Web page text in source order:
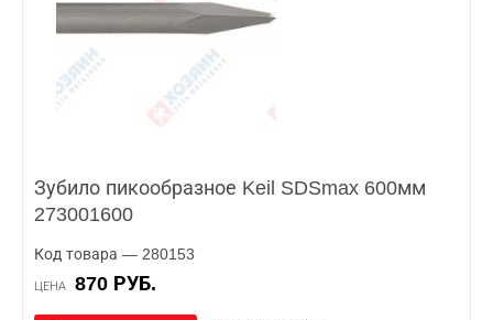
Зубило пикообразное Keil SDSmax 600мм
273001600
Код товара — 280153
ЦЕНА 870 РУБ.